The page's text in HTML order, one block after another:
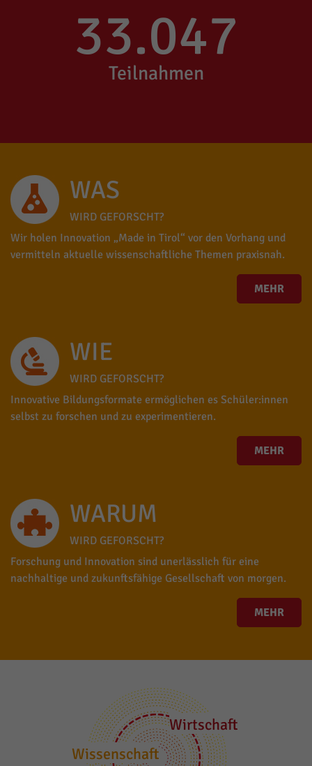
33.047
Teilnahmen
WAS
WIRD GEFORSCHT?
Wir holen Innovation „Made in Tirol“ vor den Vorhang und
vermitteln aktuelle wissenschaftliche Themen praxisnah.
MEHR
WIE
WIRD GEFORSCHT?
Innovative Bildungsformate ermöglichen es Schüler:innen
selbst zu forschen und zu experimentieren.
MEHR
WARUM
WIRD GEFORSCHT?
Forschung und Innovation sind unerlässlich für eine
nachhaltige und zukunftsfähige Gesellschaft von morgen.
MEHR
Wirtschaft
Wissenschaft